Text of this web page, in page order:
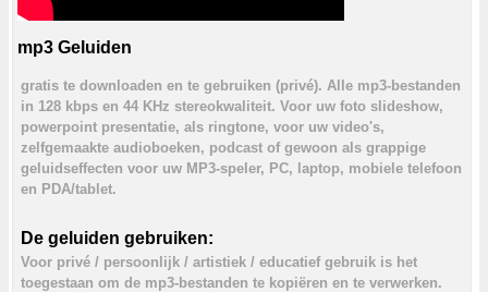
mp3 Geluiden
gratis te downloaden en te gebruiken (privé). Alle mp3-bestanden
in 128 kbps en 44 KHz stereokwaliteit. Voor uw foto slideshow,
powerpoint presentatie, als ringtone, voor uw video's,
zelfgemaakte audioboeken, podcast of gewoon als grappige
geluidseffecten voor uw MP3-speler, PC, laptop, mobiele telefoon
en PDA/tablet.
De geluiden gebruiken:
Voor privé / persoonlijk / artistiek / educatief gebruik is het
toegestaan om de mp3-bestanden te kopiëren en te verwerken.